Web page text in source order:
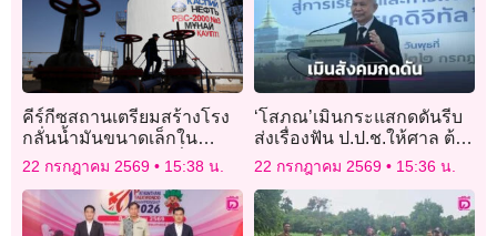
คีร์กีซสถานเตรียมสร้างโรง
กลั่นน้ำมันขนาดเล็กใน
ประเทศ หวังลดการพึ่งพา
22 กรกฎาคม 2569 15:38 น.
‘โสภณ’เมินกระแสกดดันรีบ
ส่งเรื่องฟัน ป.ป.ช.ให้ศาล ต้อง
ทำงานอยู่บนหลักกฎหมาย
22 กรกฎาคม 2569 15:36 น.